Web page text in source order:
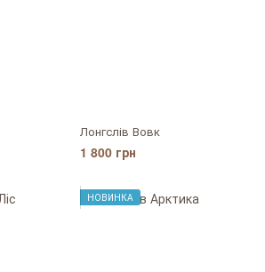
Лонгслів Вовк
1 800 грн
НОВИНКА